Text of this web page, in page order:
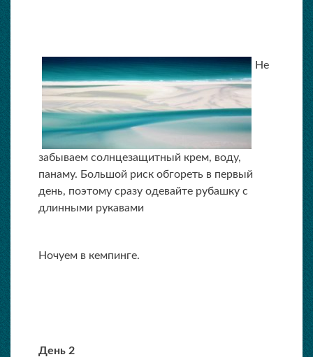
Не
забываем солнцезащитный крем, воду,
панаму. Большой риск обгореть в первый
день, поэтому сразу одевайте рубашку с
длинными рукавами
Ночуем в кемпинге.
День 2